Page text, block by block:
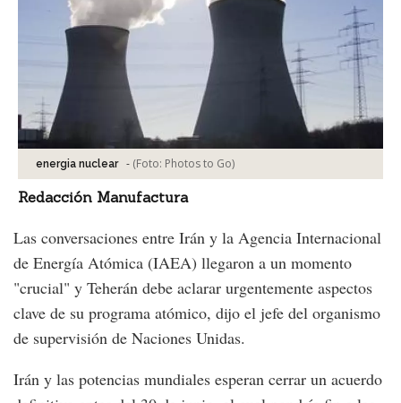
energia nuclear - (Foto: Photos to Go)
Redacción Manufactura
Las conversaciones entre Irán y la Agencia Internacional
de Energía Atómica (IAEA) llegaron a un momento
"crucial" y Teherán debe aclarar urgentemente aspectos
clave de su programa atómico, dijo el jefe del organismo
de supervisión de Naciones Unidas.
Irán y las potencias mundiales esperan cerrar un acuerdo